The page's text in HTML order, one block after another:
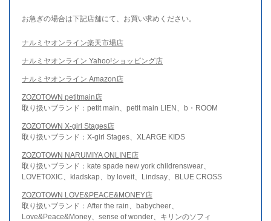
お急ぎの場合は下記店舗にて、お買い求めください。
ナルミヤオンライン楽天市場店
ナルミヤオンライン Yahoo!ショッピング店
ナルミヤオンライン Amazon店
ZOZOTOWN petitmain店
取り扱いブランド：petit main、petit main LIEN、b・ROOM
ZOZOTOWN X-girl Stages店
取り扱いブランド：X-girl Stages、XLARGE KIDS
ZOZOTOWN NARUMIYA ONLINE店
取り扱いブランド：kate spade new york childrenswear、
LOVETOXIC、kladskap、by loveit、Lindsay、BLUE CROSS
ZOZOTOWN LOVE&PEACE&MONEY店
取り扱いブランド：After the rain、babycheer、
Love&Peace&Money、sense of wonder、キリンのソフィ